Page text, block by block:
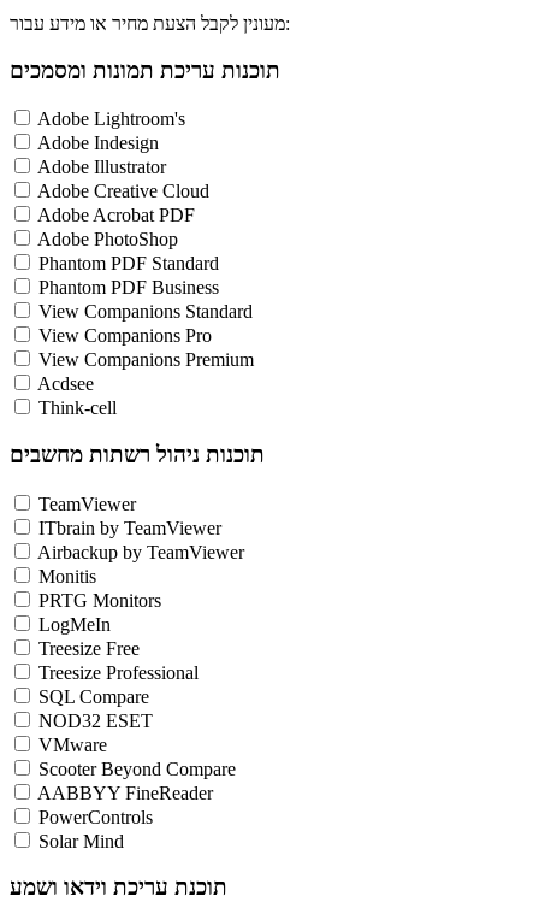
מעונין לקבל הצעת מחיר או מידע עבור:
תוכנות עריכת תמונות ומסמכים
Adobe Lightroom's
Adobe Indesign
Adobe Illustrator
Adobe Creative Cloud
Adobe Acrobat PDF
Adobe PhotoShop
Phantom PDF Standard
Phantom PDF Business
View Companions Standard
View Companions Pro
View Companions Premium
Acdsee
Think-cell
תוכנות ניהול רשתות מחשבים
TeamViewer
ITbrain by TeamViewer
Airbackup by TeamViewer
Monitis
PRTG Monitors
LogMeIn
Treesize Free
Treesize Professional
SQL Compare
NOD32 ESET
VMware
Scooter Beyond Compare
AABBYY FineReader
PowerControls
Solar Mind
תוכנת עריכת וידאו ושמע